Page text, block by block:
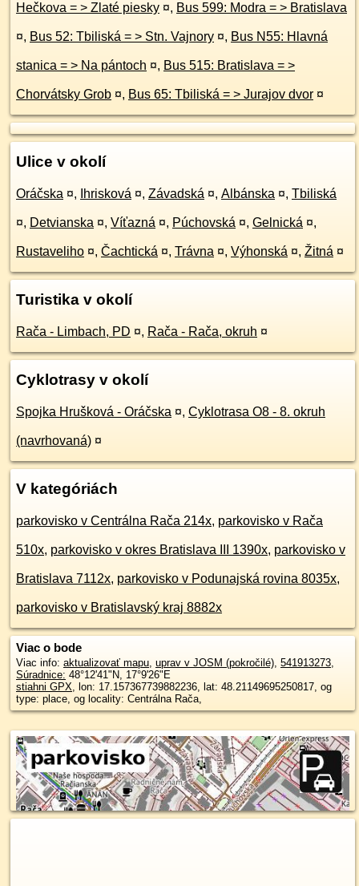
Hečkova = > Zlaté piesky ¤, Bus 599: Modra = > Bratislava
¤, Bus 52: Tbiliská = > Stn. Vajnory ¤, Bus N55: Hlavná
stanica = > Na pántoch ¤, Bus 515: Bratislava = >
Chorvátsky Grob ¤, Bus 65: Tbiliská = > Jurajov dvor ¤
Ulice v okolí
Oráčska ¤, Ihrisková ¤, Závadská ¤, Albánska ¤, Tbiliská
¤, Detvianska ¤, Víťazná ¤, Púchovská ¤, Gelnická ¤,
Rustaveliho ¤, Čachtická ¤, Trávna ¤, Výhonská ¤, Žitná ¤
Turistika v okolí
Rača - Limbach, PD ¤, Rača - Rača, okruh ¤
Cyklotrasy v okolí
Spojka Hrušková - Oráčska ¤, Cyklotrasa O8 - 8. okruh
(navrhovaná) ¤
V kategóriách
parkovisko v Centrálna Rača 214x, parkovisko v Rača
510x, parkovisko v okres Bratislava III 1390x, parkovisko v
Bratislava 7112x, parkovisko v Podunajská rovina 8035x,
parkovisko v Bratislavský kraj 8882x
Viac o bode
Viac info: aktualizovať mapu, uprav v JOSM (pokročilé), 541913273,
Súradnice: 48°12'41"N, 17°9'26"E
stiahni GPX, lon: 17.157367739882236, lat: 48.21149695250817, og
type: place, og locality: Centrálna Rača,